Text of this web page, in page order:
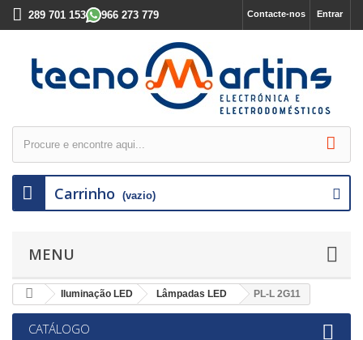
Entrar
Contacte-nos
289 701 153 966 273 779
Carrinho (vazio)
MENU
Iluminação LED Lâmpadas LED PL-L 2G11
CATÁLOGO